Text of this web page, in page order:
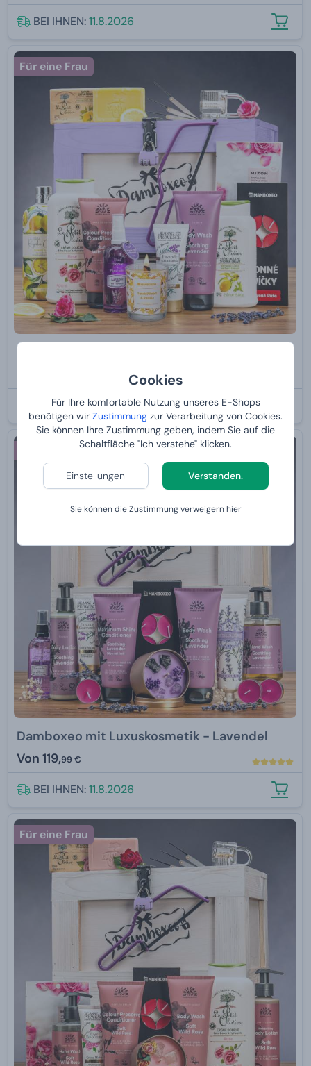
Cookies
Für Ihre komfortable Nutzung unseres E-Shops
benötigen wir Zustimmung zur Verarbeitung von Cookies.
Sie können Ihre Zustimmung geben, indem Sie auf die
Schaltfläche "Ich verstehe" klicken.
Einstellungen Verstanden.
Sie können die Zustimmung verweigernhier
BEI IHNEN:11.8.2026
Für eine Frau
BEI IHNEN:11.8.2026
Für eine Frau
Damboxeo mit Luxuskosmetik - Lavendel
Von 119,99 €
BEI IHNEN:11.8.2026
Für eine Frau